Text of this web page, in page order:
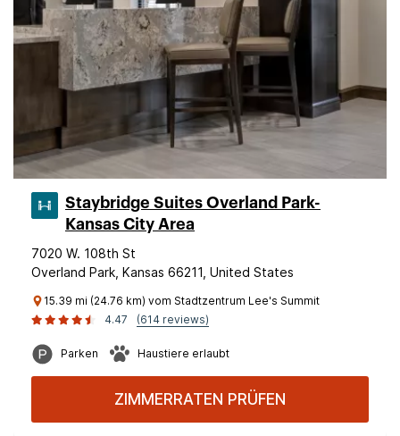
Staybridge Suites Overland Park-
Kansas City Area
7020 W. 108th St
Overland Park, Kansas 66211, United States
15.39 mi (24.76 km) vom Stadtzentrum Lee's Summit
4.47
(614 reviews)
Parken Haustiere erlaubt
ZIMMERRATEN PRÜFEN